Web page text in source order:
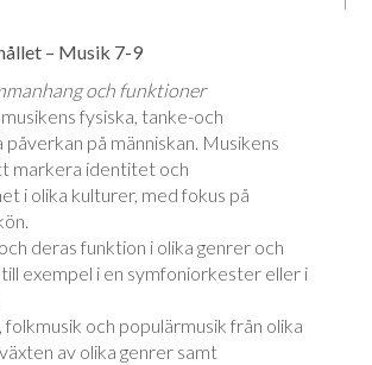
– Musik 7-9
och funktioner
fysiska, tanke-och
påverkan på människan. Musikens
markera identitet och
i olika kulturer, med fokus på
deras funktion i olika genrer och
till exempel i en symfoniorkester eller i
folkmusik och populärmusik från olika
av olika genrer samt